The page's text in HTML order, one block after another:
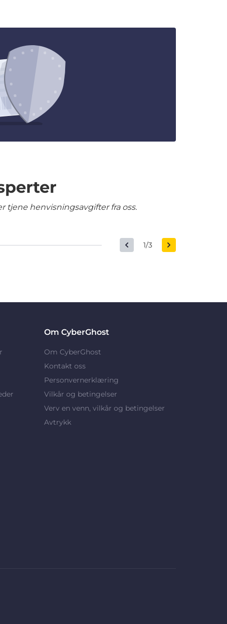
tjene henvisningsavgifter fra oss.
1/3
Om CyberGhost
Om CyberGhost
Kontakt oss
Personvernerklæring
Vilkår og betingelser
Verv en venn, vilkår og betingelser
Avtrykk